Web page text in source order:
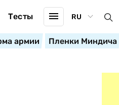
Тесты RU
армии Пленки Миндича